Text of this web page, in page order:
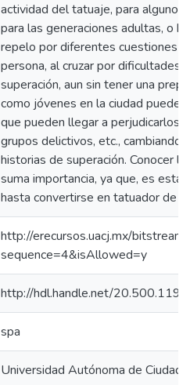
actividad del tatuaje, para
para las generaciones adultas, o
repelo por diferentes cuestiones
persona, al cruzar por dificultades
superación, aun sin tener una
como jóvenes en la ciudad
que pueden llegar a perjudicarlos
grupos delictivos, etc., cambiando
historias de superación. Conocer
suma importancia, ya que, es
hasta convertirse en tatuador de
http://erecursos.uacj.mx/
sequence=4&isAllowed=y
http://hdl.handle.net/
spa
Universidad Autónoma de Ciudad